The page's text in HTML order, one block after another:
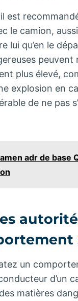
est
le camion,
lui qu’en le
peuvent
plus élevé,
explosion en
de ne pas
adr de base
un
d’un
matières